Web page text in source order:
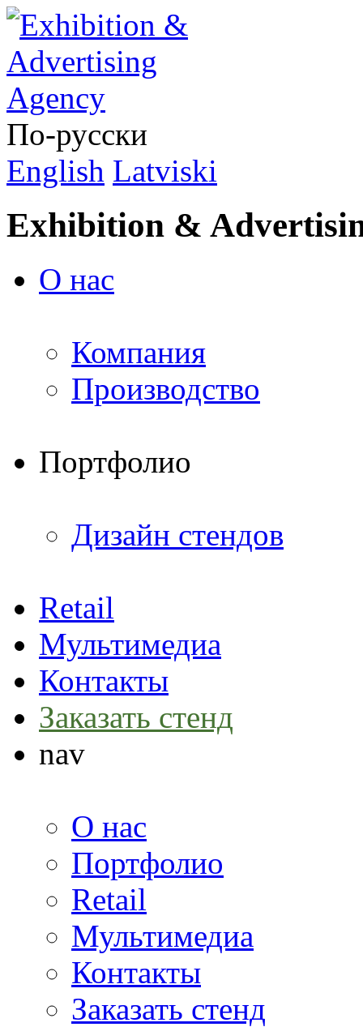
По-русски
English Latviski
Exhibition &
О нас
Компания
Производство
Портфолио
Дизайн стендов
Retail
Мультимедиа
Контакты
Заказать стенд
nav
О нас
Портфолио
Retail
Мультимедиа
Контакты
Заказать стенд